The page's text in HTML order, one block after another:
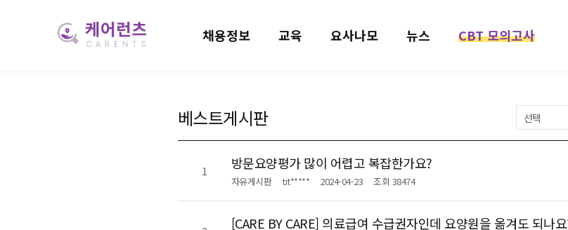
채용정보 교육 요사나모 뉴스 CBT 모의고사
베스트게시판
1 방문요양평가 많이 어렵고 복잡한가요?
자유게시판 tit***** 2024-04-23 조회 38474
[CARE BY CARE] 의료급여 수급권자인데 요양원을 옮겨도 되나